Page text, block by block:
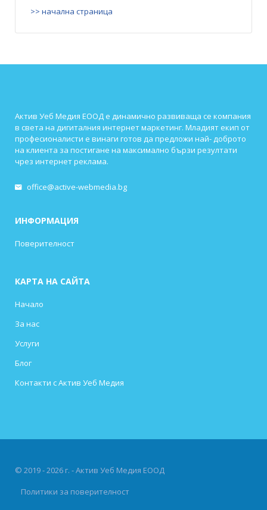
>> начална страница
Актив Уеб Медия ЕООД е динамично развиваща се компания
в света на дигиталния интернет маркетинг. Младият екип от
професионалисти е винаги готов да предложи най- доброто
на клиента за постигане на максимално бързи резултати
чрез интернет реклама.
office@active-webmedia.bg
ИНФОРМАЦИЯ
Поверителност
КАРТА НА САЙТА
Начало
За нас
Услуги
Блог
Контакти с Актив Уеб Медия
© 2019 - 2026 г. - Актив Уеб Медия ЕООД
Политики за поверителност